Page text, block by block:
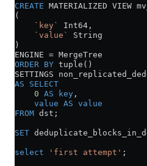
CREATE MATERIALIZED VIEW
(
    `key`
Int64,
    `value`
String
)
ENGINE = MergeTree
ORDER BY tuple()
SETTINGS
AS SELECT
    0
AS key ,
    value
AS value
FROM dst;
SET
select 'first attempt' ;